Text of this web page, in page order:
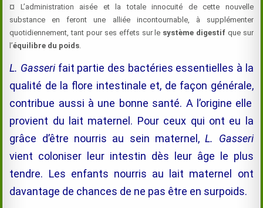
¤ L’administration aisée et la totale innocuité de cette nouvelle
substance en feront une alliée incontournable, à supplémenter
quotidiennement, tant pour ses effets sur le système digestifque sur
l’équilibre du poids
L. Gasserifait partie des bactéries essentielles à la
qualité de la flore intestinale et, de façon générale,
contribue aussi à une bonne santé. A l’origine elle
provient du lait maternel. Pour ceux qui ont eu la
grâce d’être nourris au sein maternel,L. Gasseri
vient coloniser leur intestin dès leur âge le plus
tendre. Les enfants nourris au lait maternel ont
davantage de chances de ne pas être en surpoids.